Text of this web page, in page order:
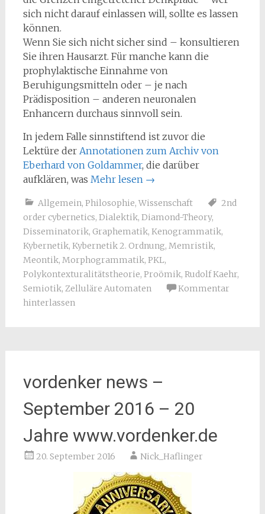
sich nicht darauf einlassen will, sollte es lassen
können.
Wenn Sie sich nicht sicher sind – konsultieren
Sie ihren Hausarzt. Für manche kann die
prophylaktische Einnahme von
Beruhigungsmitteln oder – je nach
Prädisposition – anderen neuronalen
Enhancern durchaus sinnvoll sein.
In jedem Falle sinnstiftend ist zuvor die
Lektüre der Annotationen zum Archiv von
Eberhard von Goldammer, die darüber
aufklären, was Mehr lesen →
Allgemein, Philosophie, Wissenschaft
2nd
order cybernetics, Dialektik, Diamond-Theory,
Disseminatorik, Graphematik, Kenogrammatik,
Kybernetik, Kybernetik 2. Ordnung, Memristik,
Meontik, Morphogrammatik, PKL,
Polykontexturalitätstheorie, Proömik, Rudolf Kaehr,
Semiotik, Zelluläre Automaten
Kommentar
hinterlassen
vordenker news –
September 2016 – 20
Jahre www.vordenker.de
20. September 2016 Nick_Haflinger